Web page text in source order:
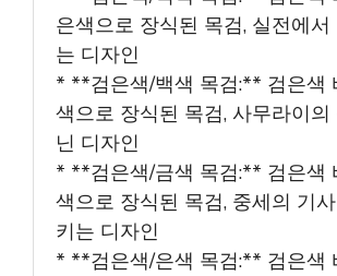
은색으로 장식된 목검, 실전에
는 디자인
* **검은색/백색 목검:** 검은색
색으로 장식된 목검, 사무라이의
닌 디자인
* **검은색/금색 목검:** 검은색
색으로 장식된 목검, 중세의 기
키는 디자인
* **검은색/은색 목검:** 검은색